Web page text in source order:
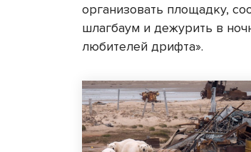
организовать площадку,
шлагбаум и дежурить в
любителей дрифта».